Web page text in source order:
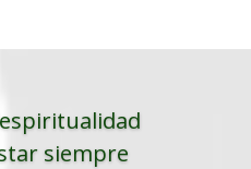
siempre